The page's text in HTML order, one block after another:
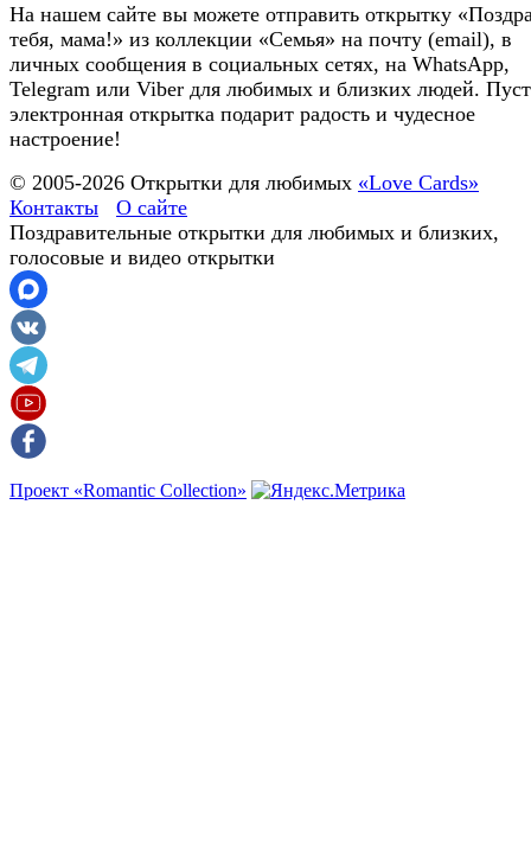
На нашем сайте вы можете отправить открытку
тебя, мама!» из коллекции «Семья» на почту (email), в
личных сообщения в социальных сетях, на WhatsApp,
Telegram или Viber для любимых и близких людей.
электронная открытка подарит радость и чудесное
настроение!
© 2005-2026 Открытки для любимых «Love Cards»
Контакты
О сайте
Поздравительные открытки для любимых и близких,
голосовые и видео открытки
Проект «Romantic Collection»